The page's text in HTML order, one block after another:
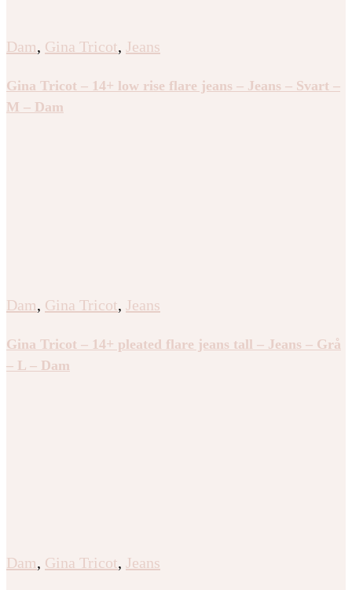
Dam, Gina Tricot, Jeans
Gina Tricot – 14+ low rise flare jeans – Jeans – Svart –
M – Dam
Dam, Gina Tricot, Jeans
Gina Tricot – 14+ pleated flare jeans tall – Jeans – Grå
– L – Dam
Dam, Gina Tricot, Jeans